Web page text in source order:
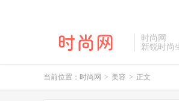
时尚网
新锐时尚
当前位置： 时尚网 > 美容 > 正文